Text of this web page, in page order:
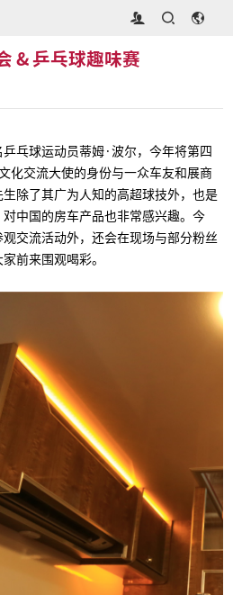
丝见面会 & 乒乓球趣味赛
& 乒乓球趣味赛
乓球运动员蒂姆·波尔，今年将第四
化交流大使的身份与一众车友和展商
除了其广为人知的高超球技外，也是
中国的房车产品也非常感兴趣。今
交流活动外，还会在现场与部分粉丝
前来围观喝彩。